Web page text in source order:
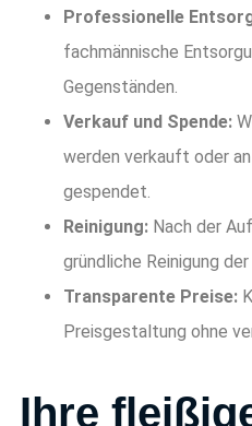
Professionelle
fachmännische
Gegenständen.
Verkauf und Spende:
werden verkauft oder
gespendet.
Reinigung: Nach der
gründliche Reinigung
Transparente Preise:
Preisgestaltung ohne
Ihre